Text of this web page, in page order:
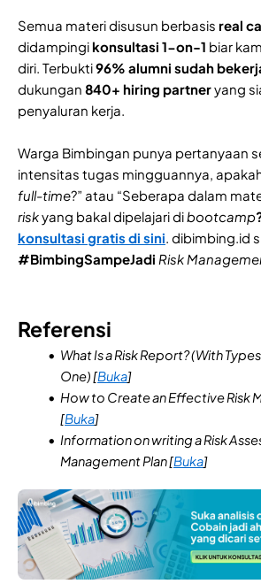
Semua materi disusun berbasis real
didampingikonsultasi 1-on-1 biar
diri. Terbukti96% alumni sudah
dukungan 840+ hiring partneryang
penyaluran kerja.
Warga Bimbingan punya pertanyaan
intensitas tugas mingguannya,
full-time?” atau “Seberapa dalam
riskyang bakal dipelajari dibootcamp
konsultasi gratis di sini. dibimbing.id
#BimbingSampeJadi Risk
Referensi
What Is a Risk Report? (With
One) [Buka]
How to Create an Effective Risk
[Buka]
Information on writing a Risk
Management Plan [Buka]